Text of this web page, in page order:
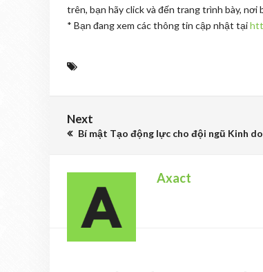
trên, bạn hãy click và đến trang trình bày,
* Bạn đang xem các thông tin cập nhật tại
Next
Bí mật Tạo động lực cho đội ngũ Kinh
Axact